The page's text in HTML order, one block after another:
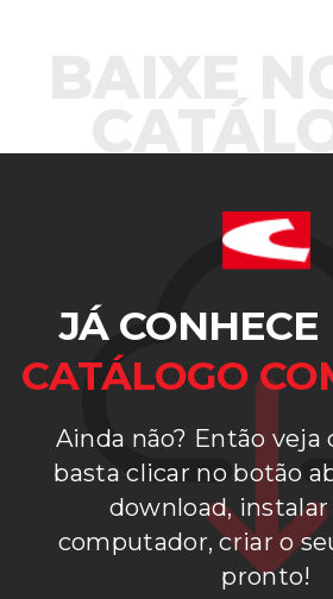
JÁ CONHECE
CATÁLOGO
Ainda não? Então veja
basta clicar no botão
download,
computador, criar o
pronto!